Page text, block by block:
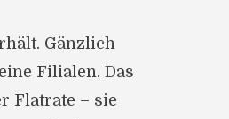
Gänzlich
Filialen. Das
Flatrate – sie